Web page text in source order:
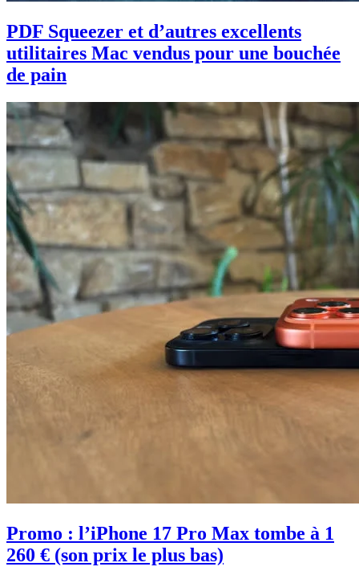
PDF Squeezer et d’autres excellents
utilitaires Mac vendus pour une bouchée
de pain
Promo : l’iPhone 17 Pro Max tombe à 1
260 € (son prix le plus bas)